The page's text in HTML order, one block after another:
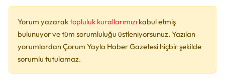
Yorum yazaraktopluluk kurallarımızı kabul etmiş
bulunuyor ve tüm sorumluluğu üstleniyorsunuz. Yazılan
yorumlardan Çorum Yayla Haber Gazetesi hiçbir şekilde
sorumlu tutulamaz.